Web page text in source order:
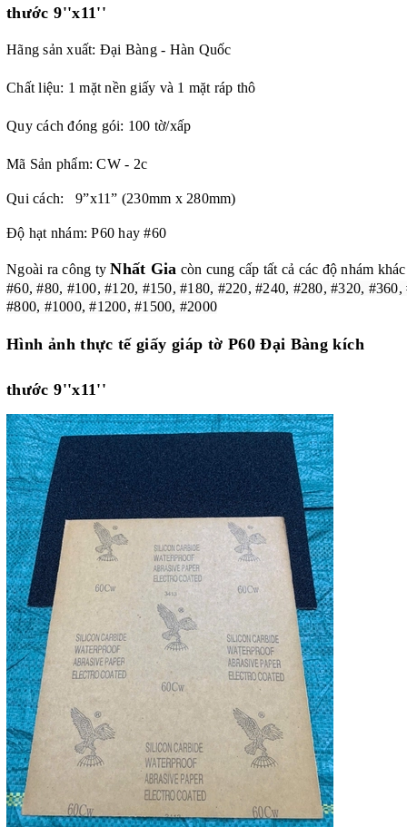
thước 9''x11''
Hãng sản xuất: Đại Bàng - Hàn Quốc
Chất liệu: 1 mặt nền giấy và 1 mặt ráp thô
Quy cách đóng gói: 100 tờ/xấp
Mã Sản phẩm: CW - 2c
Qui cách: 9”x11” (230mm x 280mm)
Độ hạt nhám: P60 hay #60
Ngoài ra công tyNhất Gia còn cung cấp tất cả các độ nhám
#60, #80, #100, #120, #150, #180, #220, #240, #280, #320,
#800, #1000, #1200, #1500, #2000
Hình ảnh thực tế giấy giáp tờ P60 Đại Bàng kích
thước 9''x11''